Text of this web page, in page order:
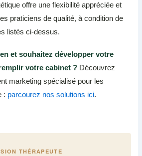
offre une flexibilité appréciée et
praticiens de qualité, à condition de
listés ci-dessus.
et souhaitez développer votre
votre cabinet ? Découvrez
marketing spécialisé pour les
: parcourez nos solutions ici.
THÉRAPEUTE